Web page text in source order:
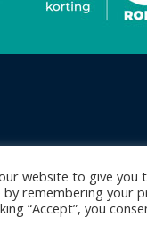
website to give you
remembering your
“Accept”, you